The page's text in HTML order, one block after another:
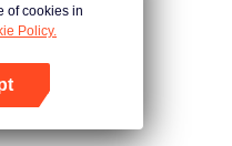
of cookies in
Policy.